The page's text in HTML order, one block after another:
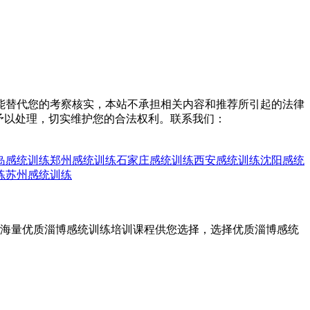
代您的考察核实，本站不承担相关内容和推荐所引起的法律
处理，切实维护您的合法权利。联系我们：
感统训练郑州感统训练石家庄感统训练西安感统训练沈阳感统
苏州感统训练
量优质淄博感统训练培训课程供您选择，选择优质淄博感统